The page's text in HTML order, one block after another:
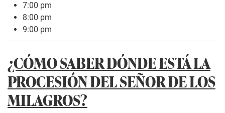
7:00 pm
8:00 pm
9:00 pm
¿CÓMO SABER DÓNDE ESTÁ LA
PROCESIÓN DEL SEÑOR DE LOS
MILAGROS?